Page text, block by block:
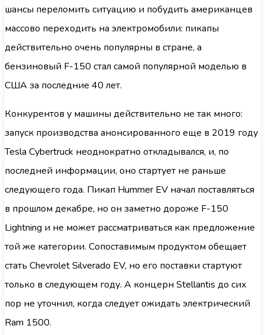
шансы переломить ситуацию и побудить американцев
массово переходить на электромобили: пикапы
действительно очень популярны в стране, а
бензиновый F-150 стал самой популярной моделью в
США за последние 40 лет.
Конкурентов у машины действительно не так много:
запуск производства анонсированного еще в 2019 году
Tesla Cybertruck неоднократно откладывался, и, по
последней информации, оно стартует не раньше
следующего года. Пикап Hummer EV начал поставляться
в прошлом декабре, но он заметно дороже F-150
Lightning и не может рассматриваться как предложение
той же категории. Сопоставимым продуктом обещает
стать Chevrolet Silverado EV, но его поставки стартуют
только в следующем году. А концерн Stellantis до сих
пор не уточнил, когда следует ожидать электрический
Ram 1500.